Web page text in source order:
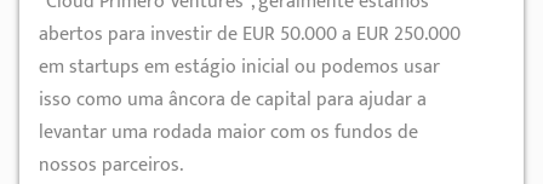
abertos para investir de EUR 50.000 a EUR 250.000
em startups em estágio inicial ou podemos usar
isso como uma âncora de capital para ajudar a
levantar uma rodada maior com os fundos de
nossos parceiros.